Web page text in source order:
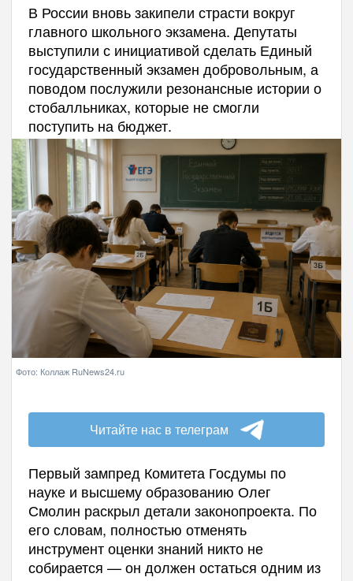
В России вновь закипели страсти вокруг
главного школьного экзамена. Депутаты
выступили с инициативой сделать Единый
государственный экзамен добровольным, а
поводом послужили резонансные истории о
стобалльниках, которые не смогли
поступить на бюджет.
Фото: Коллаж RuNews24.ru
Читайте нас в телеграм
Первый зампред Комитета Госдумы по
науке и высшему образованию Олег
Смолин раскрыл детали законопроекта. По
его словам, полностью отменять
инструмент оценки знаний никто не
собирается — он должен остаться одним из